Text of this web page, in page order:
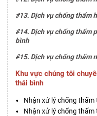
#13. Dịch vụ chống thấm
#14. Dịch vụ chống thấm
bình
#15. Dịch vụ chống thấm
Khu vực chúng tôi
thái bình
Nhận xử lý chống thấm
Nhận xử lý chống thấm